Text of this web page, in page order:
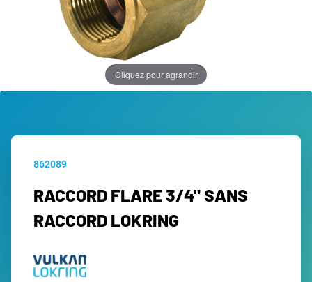
Cliquez pour agrandir
862089
RACCORD FLARE 3/4" SANS
RACCORD LOKRING